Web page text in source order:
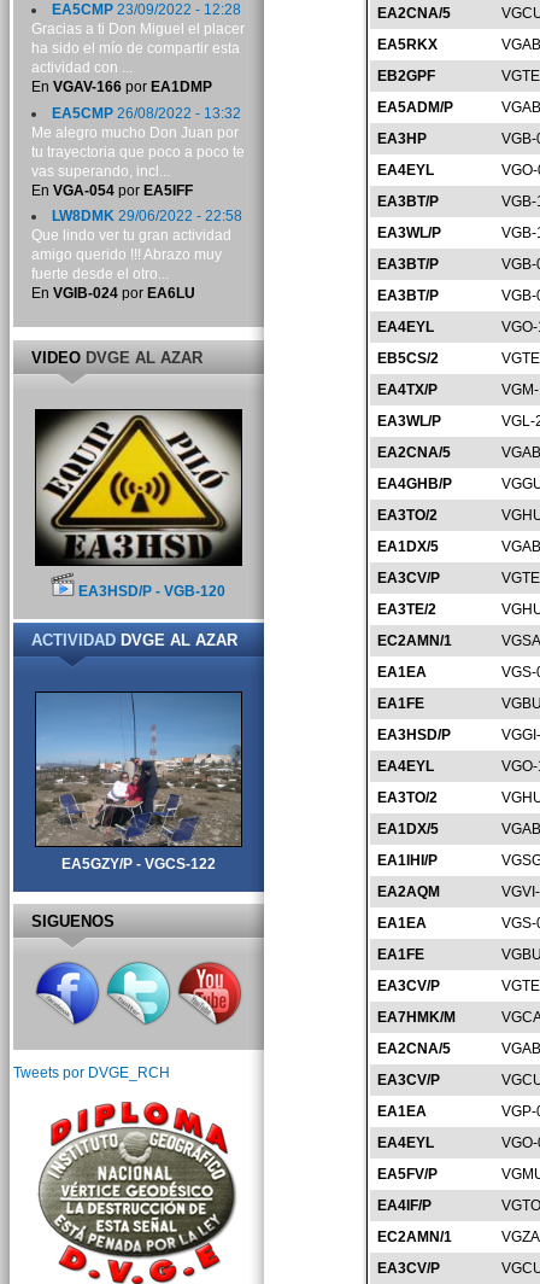
EA2CNA/5
EA5RKX
EB2GPF
EA5ADM/P
EA3HP
EA4EYL
EA3BT/P
EA3WL/P
EA3BT/P
EA3BT/P
EA4EYL
EB5CS/2
EA4TX/P
EA3WL/P
VGL-
EA2CNA/5
EA4GHB/P
EA3TO/2
EA1DX/5
EA3CV/P
EA3TE/2
EC2AMN/1
EA1EA
EA1FE
EA3HSD/P
EA4EYL
EA3TO/2
EA1DX/5
EA1IHI/P
EA2AQM
EA1EA
EA1FE
EA3CV/P
EA7HMK/M
EA2CNA/5
EA3CV/P
EA1EA
EA4EYL
EA5FV/P
EA4IF/P
EC2AMN/1
EA3CV/P
EA5CMP23/09/2022 - 12:28
Gracias a ti Don Miguel el placer
ha sido el mío de compartir esta
actividad con ...
En VGAV-166por EA1DMP
EA5CMP26/08/2022 - 13:32
Me alegro mucho Don Juan por
tu trayectoria que poco a poco te
vas superando, incl...
En VGA-054por EA5IFF
LW8DMK29/06/2022 - 22:58
Que lindo ver tu gran actividad
amigo querido !!! Abrazo muy
fuerte desde el otro...
En VGIB-024por EA6LU
VIDEODVGE AL AZAR
EA3HSD/P - VGB-120
ACTIVIDADDVGE AL AZAR
EA5GZY/P - VGCS-122
SIGUENOS
Tweets por DVGE_RCH